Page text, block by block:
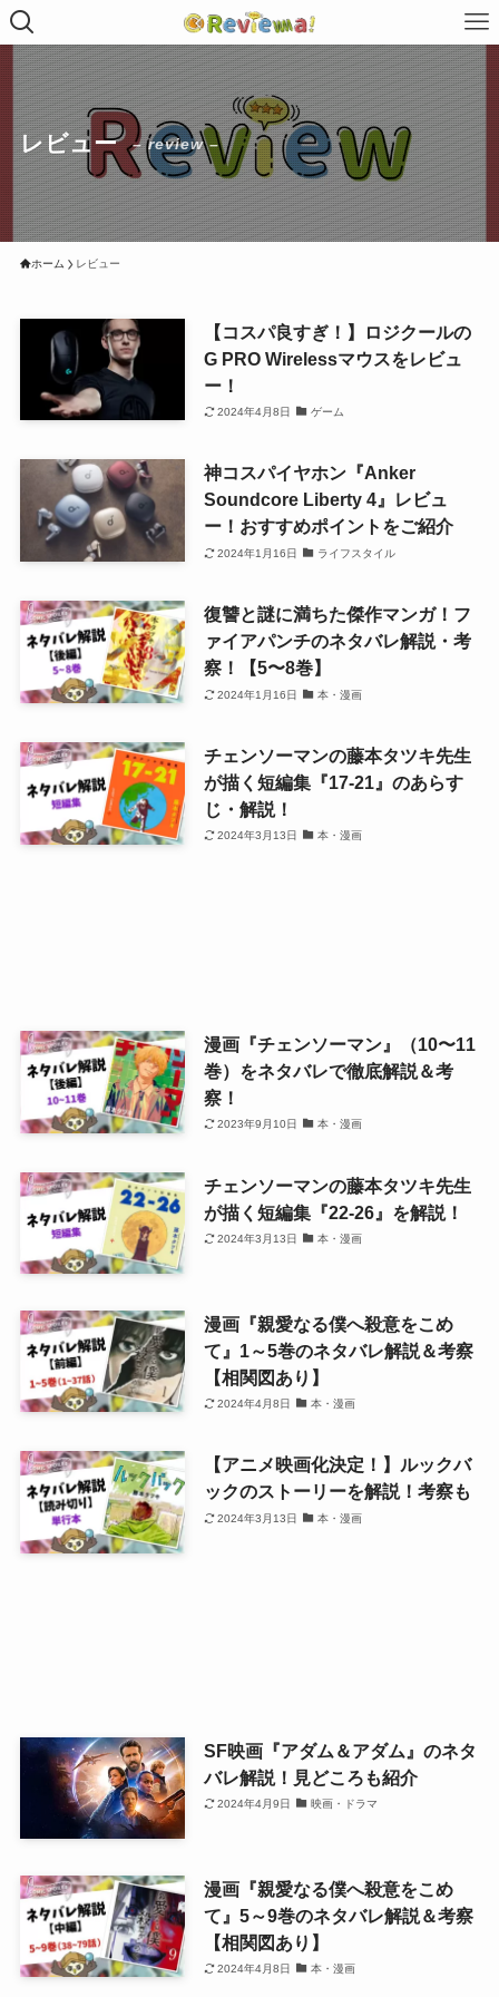
レビュー – review –
ホーム レビュー
【コスパ良すぎ！】ロジクールの
G PRO Wirelessマウスをレビュ
ー！
2024年4月8日 ゲーム
神コスパイヤホン『Anker
Soundcore Liberty 4』レビュ
ー！おすすめポイントをご紹介
2024年1月16日 ライフスタイル
復讐と謎に満ちた傑作マンガ！フ
ァイアパンチのネタバレ解説・考
察！【5〜8巻】
2024年1月16日 本・漫画
チェンソーマンの藤本タツキ先生
が描く短編集『17-21』のあらす
じ・解説！
2024年3月13日 本・漫画
漫画『チェンソーマン』（10〜11
巻）をネタバレで徹底解説＆考
察！
2023年9月10日 本・漫画
チェンソーマンの藤本タツキ先生
が描く短編集『22-26』を解説！
2024年3月13日 本・漫画
漫画『親愛なる僕へ殺意をこめ
て』1～5巻のネタバレ解説＆考察
【相関図あり】
2024年4月8日 本・漫画
【アニメ映画化決定！】ルックバ
ックのストーリーを解説！考察も
2024年3月13日 本・漫画
SF映画『アダム＆アダム』のネタ
バレ解説！見どころも紹介
2024年4月9日 映画・ドラマ
漫画『親愛なる僕へ殺意をこめ
て』5～9巻のネタバレ解説＆考察
【相関図あり】
2024年4月8日 本・漫画